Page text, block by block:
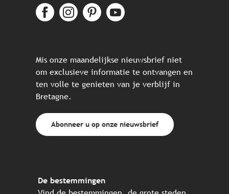
Mis onze maandelijkse nieuwsbrief niet
om exclusieve informatie te ontvangen en
ten volle te genieten van je verblijf in
Bretagne.
Abonneer u op onze nieuwsbrief
De bestemmingen